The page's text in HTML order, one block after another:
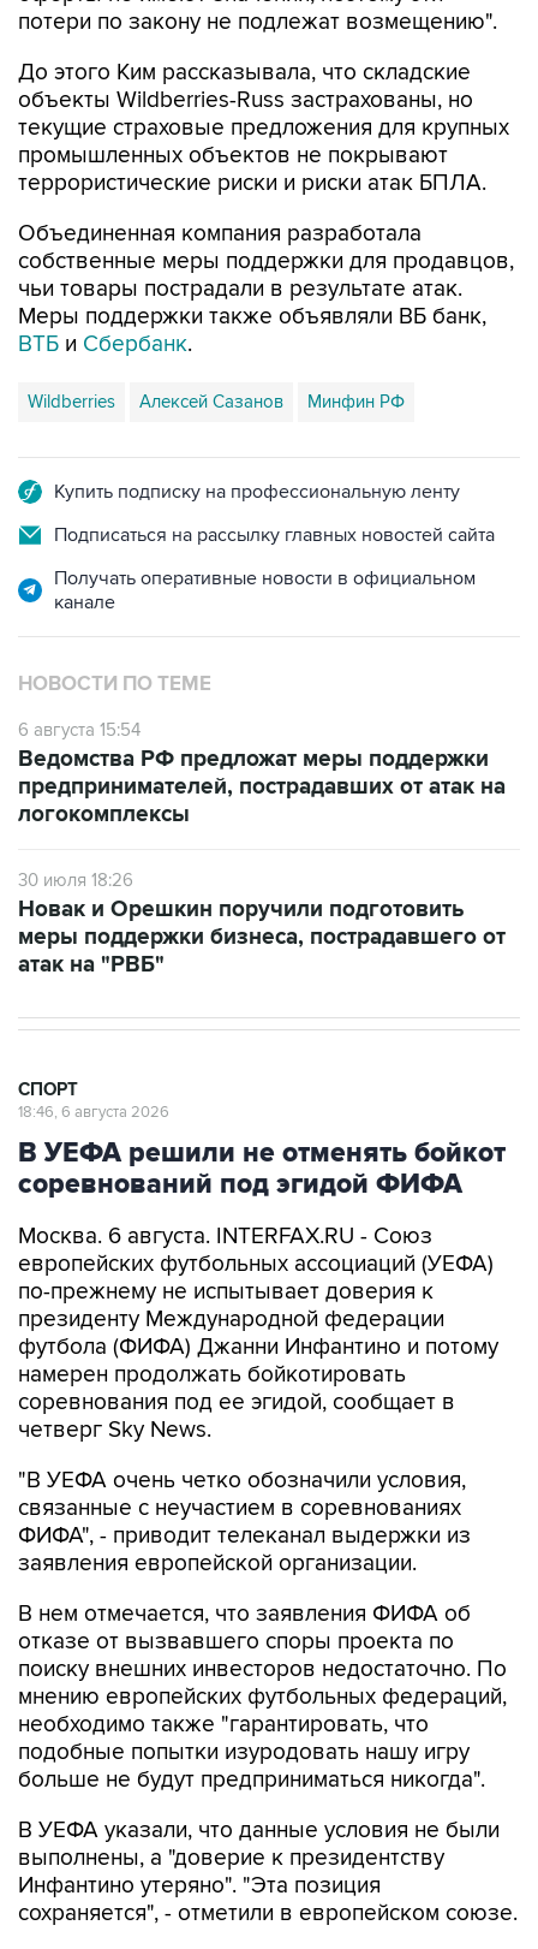
потери по закону не подлежат возмещению".
До этого Ким рассказывала, что складские
объекты Wildberries-Russ застрахованы, но
текущие страховые предложения для крупных
промышленных объектов не покрывают
террористические риски и риски атак БПЛА.
Объединенная компания разработала
собственные меры поддержки для продавцов,
чьи товары пострадали в результате атак.
Меры поддержки также объявляли ВБ банк,
ВТБ и Сбербанк.
Wildberries Алексей Сазанов Минфин РФ
Купить подписку на профессиональную ленту
Подписаться на рассылку главных новостей сайта
Получать оперативные новости в официальном
канале
НОВОСТИ ПО ТЕМЕ
6 августа 15:54
Ведомства РФ предложат меры поддержки
предпринимателей, пострадавших от атак на
логокомплексы
30 июля 18:26
Новак и Орешкин поручили подготовить
меры поддержки бизнеса, пострадавшего от
атак на "РВБ"
СПОРТ
18:46, 6 августа 2026
В УЕФА решили не отменять бойкот
соревнований под эгидой ФИФА
Москва. 6 августа. INTERFAX.RU - Союз
европейских футбольных ассоциаций (УЕФА)
по-прежнему не испытывает доверия к
президенту Международной федерации
футбола (ФИФА) Джанни Инфантино и потому
намерен продолжать бойкотировать
соревнования под ее эгидой, сообщает в
четверг Sky News.
"В УЕФА очень четко обозначили условия,
связанные с неучастием в соревнованиях
ФИФА", - приводит телеканал выдержки из
заявления европейской организации.
В нем отмечается, что заявления ФИФА об
отказе от вызвавшего споры проекта по
поиску внешних инвесторов недостаточно. По
мнению европейских футбольных федераций,
необходимо также "гарантировать, что
подобные попытки изуродовать нашу игру
больше не будут предприниматься никогда".
В УЕФА указали, что данные условия не были
выполнены, а "доверие к президентству
Инфантино утеряно". "Эта позиция
сохраняется", - отметили в европейском союзе.